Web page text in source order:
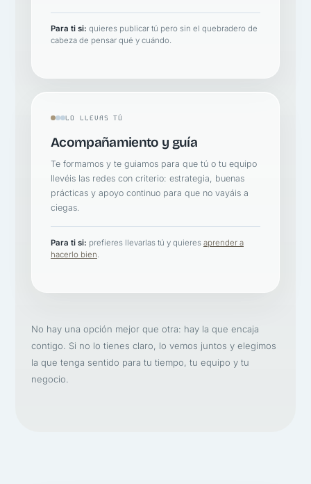
Para ti si: quieres publicar tú pero sin el quebradero de
cabeza de pensar qué y cuándo.
LO LLEVAS TÚ
Acompañamiento y guía
Te formamos y te guiamos para que tú o tu equipo
llevéis las redes con criterio: estrategia, buenas
prácticas y apoyo continuo para que no vayáis a
ciegas.
Para ti si: prefieres llevarlas tú y quieres aprender a
hacerlo bien
No hay una opción mejor que otra: hay la que encaja
contigo. Si no lo tienes claro, lo vemos juntos y elegimos
la que tenga sentido para tu tiempo, tu equipo y tu
negocio.